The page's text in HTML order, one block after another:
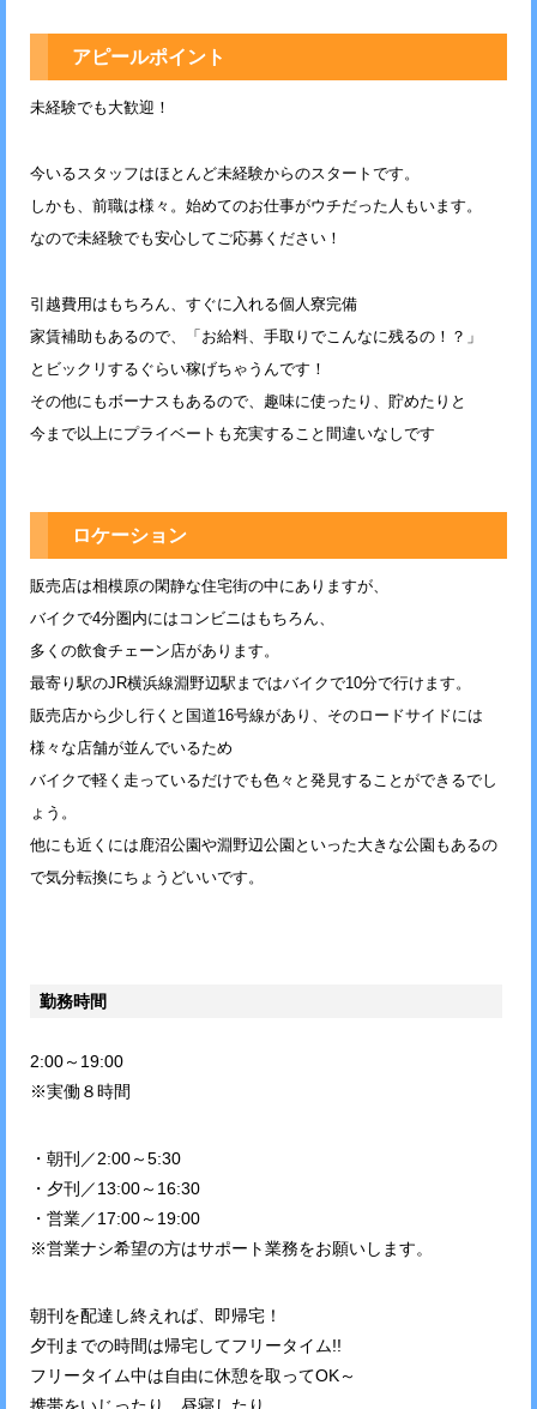
アピールポイント
未経験でも大歓迎！
今いるスタッフはほとんど未経験からのスタートです。
しかも、前職は様々。始めてのお仕事がウチだった人もいます。
なので未経験でも安心してご応募ください！
引越費用はもちろん、すぐに入れる個人寮完備
家賃補助もあるので、「お給料、手取りでこんなに残るの！？」
とビックリするぐらい稼げちゃうんです！
その他にもボーナスもあるので、趣味に使ったり、貯めたりと
今まで以上にプライベートも充実すること間違いなしです
ロケーション
販売店は相模原の閑静な住宅街の中にありますが、
バイクで4分圏内にはコンビニはもちろん、
多くの飲食チェーン店があります。
最寄り駅のJR横浜線淵野辺駅まではバイクで10分で行けます。
販売店から少し行くと国道16号線があり、そのロードサイドには
様々な店舗が並んでいるため
バイクで軽く走っているだけでも色々と発見することができるでし
ょう。
他にも近くには鹿沼公園や淵野辺公園といった大きな公園もあるの
で気分転換にちょうどいいです。
勤務時間
2:00～19:00
※実働８時間
・朝刊／2:00～5:30
・夕刊／13:00～16:30
・営業／17:00～19:00
※営業ナシ希望の方はサポート業務をお願いします。
朝刊を配達し終えれば、即帰宅！
夕刊までの時間は帰宅してフリータイム!!
フリータイム中は自由に休憩を取ってOK～